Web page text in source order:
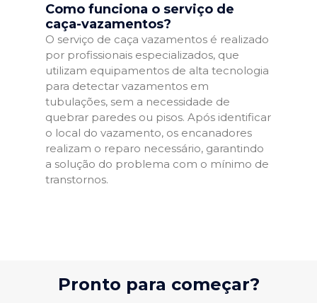
Como funciona o serviço de
caça-vazamentos?
O serviço de caça vazamentos é realizado
por profissionais especializados, que
utilizam equipamentos de alta tecnologia
para detectar vazamentos em
tubulações, sem a necessidade de
quebrar paredes ou pisos. Após identificar
o local do vazamento, os encanadores
realizam o reparo necessário, garantindo
a solução do problema com o mínimo de
transtornos.
Pronto para começar?